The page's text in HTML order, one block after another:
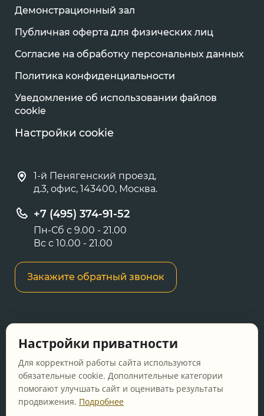
Демонстрационный зал
Публичная оферта для физических лиц
Согласие на обработку персональных данных
Политика конфиденциальности
Уведомление об использовании файлов
cookie
Настройки cookie
1-й Пенягенский проезд,
д.3, офис, 143400, Москва.
+7 (495) 374-91-52
Пн-Сб с 9.00 - 21.00
Вс с 10.00 - 21.00
Закажите обратный звонок
сайте носит информационный характер и не
является публичной офертой, определяемой
положениями Статьи 437 ГК РФ.
Перед оформлением заказа уточняйте
актуальную цену у менеджера по телефону.
Настройки приватности
Для корректной работы сайта используются
обязательные cookie. Дополнительные категории
помогают улучшать сайт и оценивать результаты
продвижения. Подробнее